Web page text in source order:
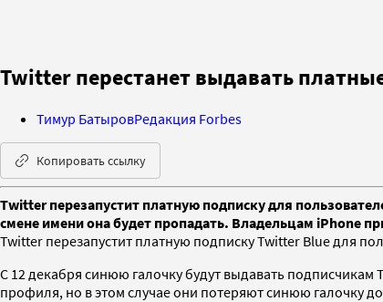
Twitter перестанет выдавать
Тимур БатыровРедакция Forbes
Копировать ссылку
Twitter перезапустит платную подписку для
смене имени она будет пропадать. Владельцам iPhone
Twitter перезапустит платную подписку Twitter Blue для
С 12 декабря синюю галочку будут выдавать
профиля, но в этом случае они потеряют синюю галочку